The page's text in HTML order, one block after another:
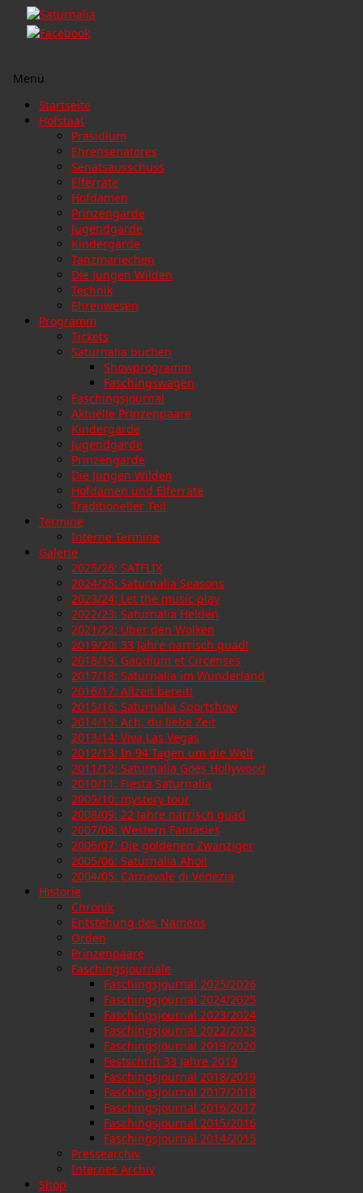
Menü
Zum
Inhalt
Startseite
Hofstaat
Präsidium
Ehrensenatores
Senatsausschuss
Elferräte
Hofdamen
Prinzengarde
Jugendgarde
Kindergarde
Tanzmariechen
Die Jungen Wilden
Technik
Ehrenwesen
Programm
Tickets
Saturnalia buchen
Showprogramm
Faschingswagen
Faschingsjournal
Aktuelle Prinzenpaare
Kindergarde
Jugendgarde
Prinzengarde
Die Jungen Wilden
Hofdamen und Elferräte
Traditioneller Teil
Termine
Interne Termine
Galerie
2025/26: SATFLIX
2024/25: Saturnalia Seasons
2023/24: Let the music play
2022/23: Saturnalia Helden
2021/22: Über den Wolken
2019/20: 33 Jahre narrisch guad!
2018/19: Gaudium et Circenses
2017/18: Saturnalia im Wunderland
2016/17: Allzeit bereit!
2015/16: Saturnalia Sportshow
2014/15: Ach, du liebe Zeit
2013/14: Viva Las Vegas
2012/13: In 94 Tagen um die Welt
2011/12: Saturnalia Goes Hollywood
2010/11: Fiesta Saturnalia
2009/10: mystery tour
2008/09: 22 Jahre narrisch guad
2007/08: Western Fantasies
2006/07: Die goldenen Zwanziger
2005/06: Saturnalia Ahoi!
2004/05: Carnevale di Venezia
Historie
Chronik
Entstehung des Namens
Orden
Prinzenpaare
Faschingsjournale
Faschingsjournal 2025/2026
Faschingsjournal 2024/2025
Faschingsjournal 2023/2024
Faschingsjournal 2022/2023
Faschingsjournal 2019/2020
Festschrift 33 Jahre 2019
Faschingsjournal 2018/2019
Faschingsjournal 2017/2018
Faschingsjournal 2016/2017
Faschingsjournal 2015/2016
Faschingsjournal 2014/2015
Pressearchiv
Internes Archiv
Shop